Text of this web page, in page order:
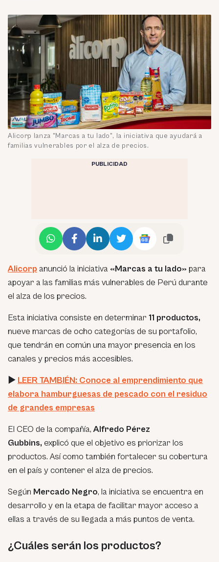
Alicorp lanza "Marcas a tu lado", la iniciativa que ayudará a
familias vulnerables por el alza de precios.
PUBLICIDAD
Alicorp anunció la iniciativa «Marcas a tu lado» para
apoyar a las familias más vulnerables de Perú durante
el alza de los precios.
Esta iniciativa consiste en determinar 11 productos,
nueve marcas de ocho categorías de su portafolio,
que tendrán en común una mayor presencia en los
canales y precios más accesibles.
► LEER TAMBIÉN: Conoce al emprendimiento que
elabora hamburguesas de pescado con el residuo
de grandes empresas
El CEO de la compañía,Alfredo Pérez
Gubbins, explicó que el objetivo es priorizar los
productos. Así como también fortalecer su cobertura
en el país y contener el alza de precios.
Según Mercado Negro, la iniciativa se encuentra en
desarrollo y en la etapa de facilitar mayor acceso a
ellas a través de su llegada a más puntos de venta.
¿Cuáles serán los productos?